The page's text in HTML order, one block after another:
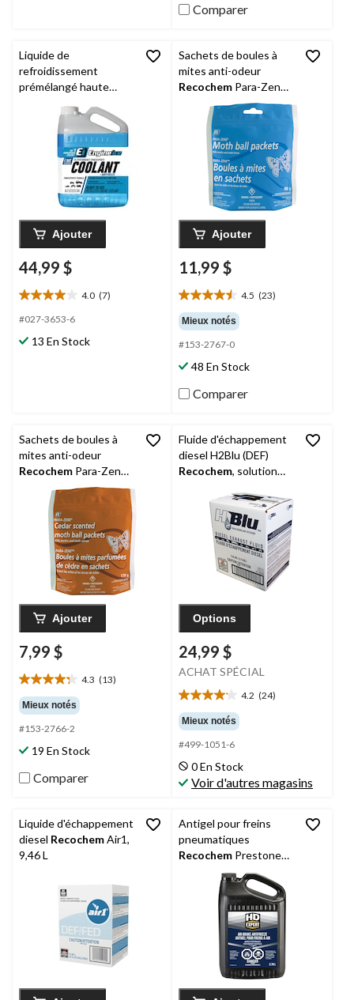
Comparer
Liquide de
refroidissement
prémélangé haute
Recochem Engine Ice
Ajouter
44,99 $
4.0 (7)
4.0
étoile(s)
5.
#027-3653-6
13 En Stock
Sachets de boules à
mites anti-odeur
Recochem Para-Zene,
Ajouter
11,99 $
4.5 (23)
4.5
étoile(s)
sur
5.
23
Mieux notés
#153-2767-0
48 En Stock
Comparer
Sachets de boules à
mites anti-odeur
Recochem Para-Zene,
Ajouter
7,99 $
4.3 (13)
4.3
étoile(s)
sur
5.
13
Mieux notés
#153-2766-2
19 En Stock
Comparer
Fluide d'échappement
diesel H2Blu (DEF)
Recochem, solution
incolore, 9,46 L
Options
24,99 $
ACHAT SPÉCIAL
4.2 (24)
4.2
étoile(s)
sur
5.
24
évaluations
Mieux notés
#499-1051-6
0 En Stock
Voir d'autres magasins
Liquide d'échappement
diesel RecochemAir1,
9,46 L
Antigel pour freins
pneumatiques
Recochem Prestone
Command, 3,78 L